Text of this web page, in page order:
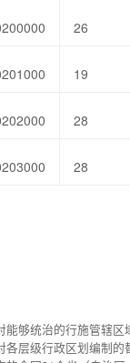
26
19
28
28
能够统治的行施管辖区
各层级行政区划编制